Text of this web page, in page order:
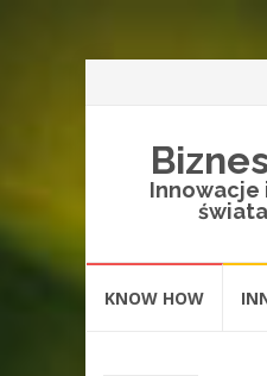
Innowacje
KNOW HOW